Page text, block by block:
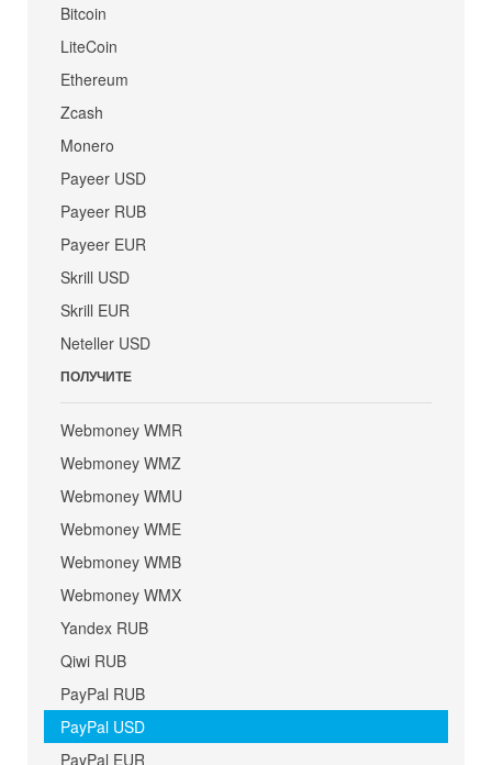
Bitcoin
LiteCoin
Ethereum
Zcash
Monero
Payeer USD
Payeer RUB
Payeer EUR
Skrill USD
Skrill EUR
Neteller USD
ПОЛУЧИТЕ
Webmoney WMR
Webmoney WMZ
Webmoney WMU
Webmoney WME
Webmoney WMB
Webmoney WMX
Yandex RUB
Qiwi RUB
PayPal RUB
PayPal USD
PayPal EUR